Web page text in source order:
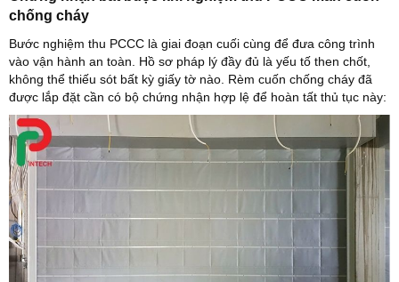
chống cháy
Bước nghiệm thu PCCC là giai đoạn cuối cùng để đưa công trình
vào vận hành an toàn. Hồ sơ pháp lý đầy đủ là yếu tố then chốt,
không thể thiếu sót bất kỳ giấy tờ nào. Rèm cuốn chống cháy đã
được lắp đặt cần có bộ chứng nhận hợp lệ để hoàn tất thủ tục này: